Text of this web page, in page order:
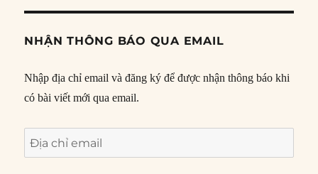
NHẬN THÔNG BÁO QUA EMAIL
Nhập địa chỉ email và đăng ký để được nhận thông báo khi
có bài viết mới qua email.
Địa
chỉ